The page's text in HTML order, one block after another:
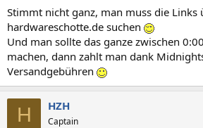
Stimmt nicht ganz, man muss die Links
hardwareschotte.de suchen
Und man sollte das ganze zwischen
machen, dann zahlt man dank
Versandgebühren
H HZH
Captain